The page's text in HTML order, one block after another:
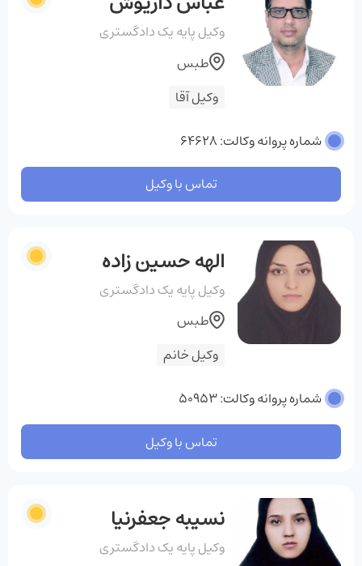
وکیل پایه یک دادگستری
وکیل آقا
طبس
شماره پروانه وکالت: 64628
تماس با وکیل
الهه حسین زاده
وکیل پایه یک دادگستری
وکیل خانم
طبس
شماره پروانه وکالت: 50953
تماس با وکیل
نسیبه جعفرنیا
وکیل پایه یک دادگستری